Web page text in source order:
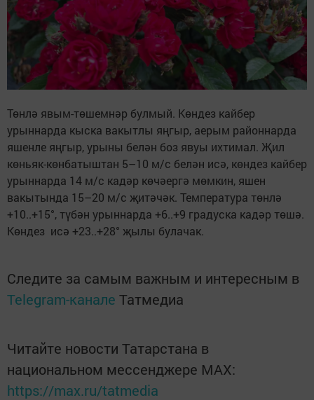
Төнлә явым-төшемнәр булмый. Көндез кайбер
урыннарда кыска вакытлы яңгыр, аерым районнарда
яшенле яңгыр, урыны белән боз явуы ихтимал. Җил
көньяк-көнбатыштан 5–10 м/с белән исә, көндез кайбер
урыннарда 14 м/с кадәр көчәергә мөмкин, яшен
вакытында 15–20 м/с җитәчәк. Температура төнлә
+10..+15°, түбән урыннарда +6..+9 градуска кадәр төшә.
Көндез исә +23..+28° җылы булачак.
Следите за самым важным и интересным в
Telegram-канале Татмедиа
Читайте новости Татарстана в
национальном мессенджере MАХ:
https://max.ru/tatmedia